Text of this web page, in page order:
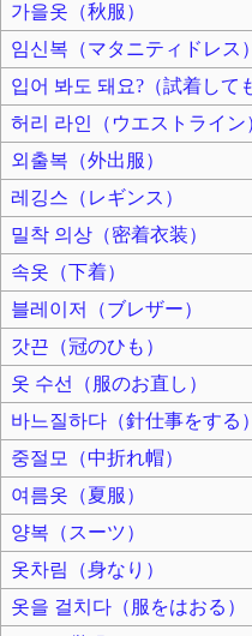
가을옷（秋服）
임신복（マタニティドレス）
입어 봐도 돼요?（試着して
허리 라인（ウエストライン
외출복（外出服）
레깅스（レギンス）
밀착 의상（密着衣装）
속옷（下着）
블레이저（ブレザー）
갓끈（冠のひも）
옷 수선（服のお直し）
바느질하다（針仕事をする）
중절모（中折れ帽）
여름옷（夏服）
양복（スーツ）
옷차림（身なり）
옷을 걸치다（服をはおる）